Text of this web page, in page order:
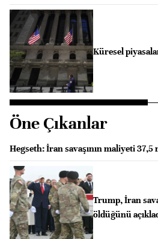
Küresel
Öne Çıkanlar
Hegseth: İran savaşının maliyeti 37,5
Trump, İran
öldüğünü